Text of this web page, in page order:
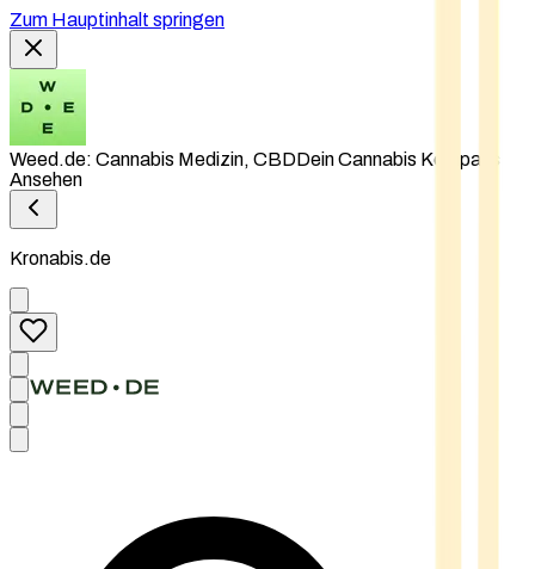
Zum Hauptinhalt springen
Weed.de: Cannabis Medizin, CBDDein Cannabis Kompass
Ansehen
Kronabis.de